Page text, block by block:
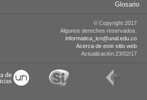
Glosario
© Copyright 2017
Algunos derechos reservados.
informatica_icn@unal.edu.co
Acerca de este sitio web
Actualización:23/02/17